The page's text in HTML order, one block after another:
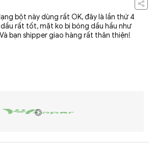
bột này dùng rất OK, đây là lần thứ 4
rất tốt, mặt ko bị bóng dầu hầu như
bạn shipper giao hàng rất thân thiện!